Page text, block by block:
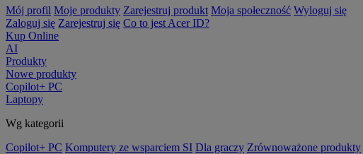
Mój profil Moje produkty Zarejestruj produkt Moja społeczność Wyloguj się
Zaloguj się Zarejestruj się Co to jest Acer ID?
Kup Online
AI
Produkty
Nowe produkty
Copilot+ PC
Laptopy
Wg kategorii
Copilot+ PC Komputery ze wsparciem SI Dla graczy Zrównoważone produkty